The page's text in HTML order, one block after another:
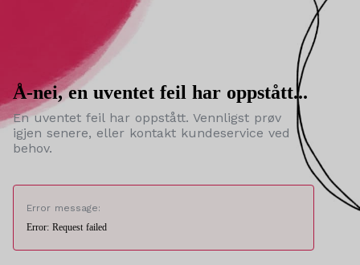
Å-nei, en uventet feil har oppstått...
En uventet feil har oppstått. Vennligst prøv
igjen senere, eller kontakt kundeservice ved
behov.
Error message:
Error: Request failed